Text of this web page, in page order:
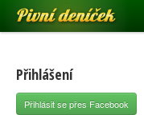
Pivní deníček
Pivní mapa
Pivní značky
Přihlášení
Přihlásit se přes Facebook